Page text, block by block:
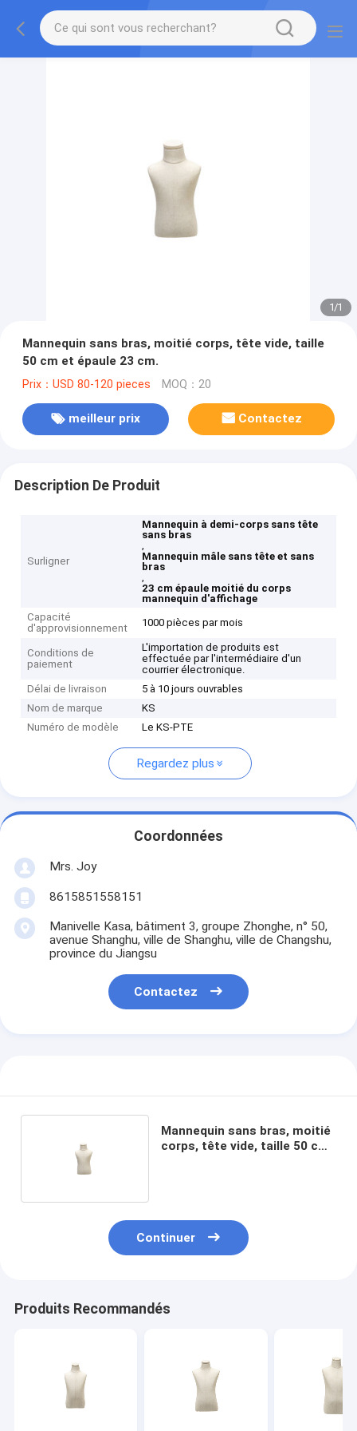
1/1
Mannequin sans bras, moitié corps, tête vide, taille
50 cm et épaule 23 cm.
Prix：USD 80-120 pieces MOQ：20
meilleur prix Contactez
Description De Produit
Surligner
Mannequin à demi-corps sans tête
sans bras
,
Mannequin mâle sans tête et sans
bras
,
23 cm épaule moitié du corps
mannequin d'affichage
Capacité
d'approvisionnement
1000 pièces par mois
Conditions de
paiement
L'importation de produits est
effectuée par l'intermédiaire d'un
courrier électronique.
Délai de livraison
5 à 10 jours ouvrables
Nom de marque
KS
Numéro de modèle
Le KS-PTE
Regardez plus
Coordonnées
Mrs. Joy
8615851558151
Manivelle Kasa, bâtiment 3, groupe Zhonghe, n° 50,
avenue Shanghu, ville de Shanghu, ville de Changshu,
province du Jiangsu
Contactez
Mannequin sans bras, moitié
corps, tête vide, taille 50 cm
Continuer
Produits Recommandés